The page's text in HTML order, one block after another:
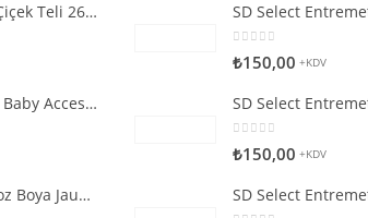
Hamilworth Çiçek Teli 26g Beyaz
Mesh Stencil Baby Accessories
DecoRelief Toz Boya Jauna Citron
0 5 üzerinden
₺150,00 +KDV
0 5 üzerinden
₺150,00 +KDV